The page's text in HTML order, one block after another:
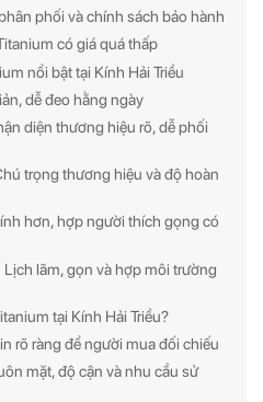
phối và chính sách bảo hành
có giá quá thấp
nổi bật tại Kính Hải Triều
dễ đeo hằng ngày
diện thương hiệu rõ, dễ phối
trọng thương hiệu và độ hoàn
hơn, hợp người thích gọng có
lãm, gọn và hợp môi trường
tại Kính Hải Triều?
rõ ràng để người mua đối chiếu
mặt, độ cận và nhu cầu sử